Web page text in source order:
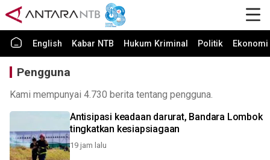
English Kabar NTB Hukum Kriminal Politik
Pengguna
Kami mempunyai 4.730 berita tentang pengguna.
Antisipasi keadaan darurat, Bandara Lombok
tingkatkan kesiapsiagaan
19 jam lalu